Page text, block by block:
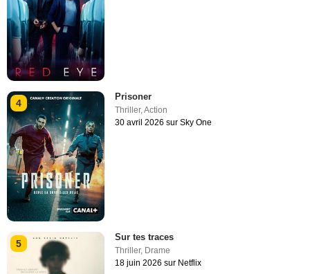
4
Prisoner
Thriller,Action
30 avril 2026 sur Sky One
5
Sur tes traces
Thriller, Drame
18 juin 2026 sur Netflix